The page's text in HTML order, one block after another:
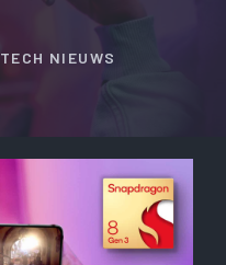
TECH NIEUWS